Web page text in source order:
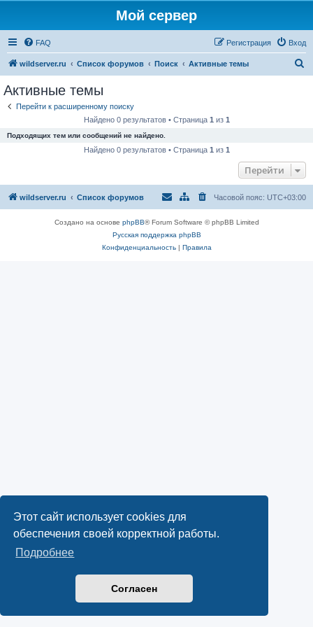
Этот сайт использует cookies для
обеспечения своей корректной работы.
Подробнее
Согласен
Мой сервер
FAQ Вход
Регистрация
wildserver.ru Список форумов Поиск Активные темы
Активные темы
Перейти к расширенному поиску
Найдено 0 результатов • Страница 1 из 1
Подходящих тем или сообщений не найдено.
Найдено 0 результатов • Страница 1 из 1
Перейти
wildserver.ru Список форумов Часовой пояс: UTC+03:00
Создано на основе phpBB® Forum Software © phpBB Limited
Русская поддержка phpBB
Конфиденциальность| Правила